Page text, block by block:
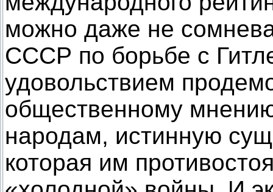
можно даже не
СССР по борьбе с
удовольствием
общественному
народам, истинную
которая им